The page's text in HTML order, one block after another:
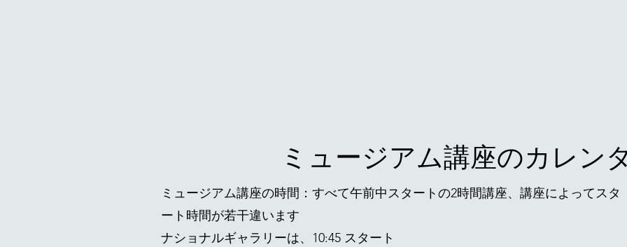
ミュージアム講座のカレン
ミュージアム講座の時間：すべて午前中スタートの2時間講座、講座によってスタ
ート時間が若干違います
ナショナルギャラリーは、10:45 スタート